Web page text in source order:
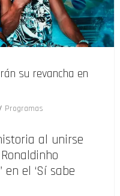
su revancha en
/ Programas
al unirse
en el ‘Sí sabe